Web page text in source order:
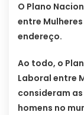
O Plano
entre
endereço.
Ao todo, o
Laboral entre
consideram
homens no